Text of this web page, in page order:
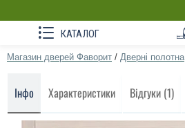
КАТАЛОГ
Магазин дверей Фаворит / Дверні полотна
Інфо Характеристики Відгуки (1)